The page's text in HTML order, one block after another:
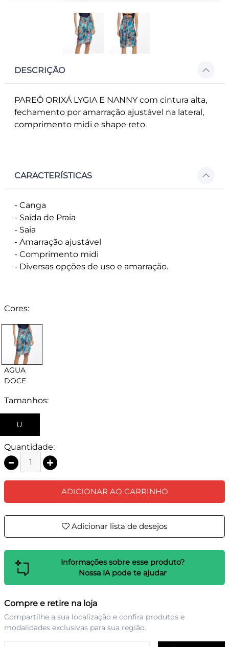
DESCRIÇÃO
PAREÔ ORIXÁ LYGIA E NANNY com cintura alta,
fechamento por amarração ajustável na lateral,
comprimento midi e shape reto.
CARACTERÍSTICAS
- Canga
- Saída de Praia
- Saia
- Amarração ajustável
- Comprimento midi
- Diversas opções de uso e amarração.
Cores:
AGUA
DOCE
Tamanhos:
U
Quantidade:
ADICIONAR AO CARRINHO
Adicionar lista de desejos
Informações sobre esse produto?
Nossa IA pode te ajudar
Compre e retire na loja
Compartilhe a sua localização e confira produtos e
modalidades exclusivas para sua região.